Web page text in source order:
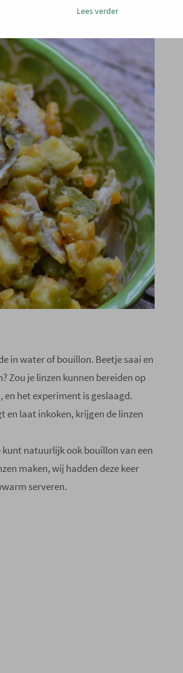
in water of bouillon. Beetje saai en
Zou je linzen kunnen bereiden op
het experiment is geslaagd.
en laat inkoken, krijgen de linzen
kunt natuurlijk ook bouillon van een
maken, wij hadden deze keer
serveren.
Lees verder